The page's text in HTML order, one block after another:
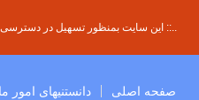
..:: این سایت بمنظور تسهیل در دسترسی
صفحه اصلی دانستنیهای امور